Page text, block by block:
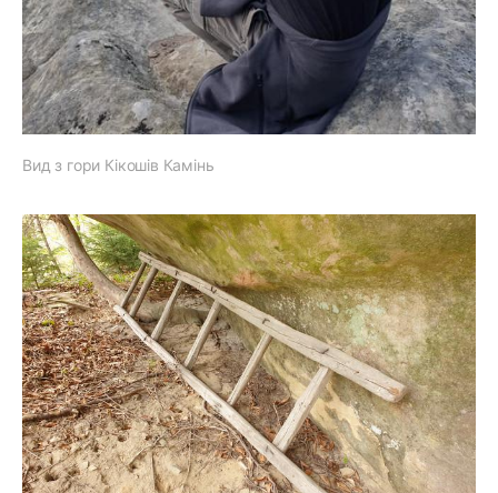
Вид з гори Кікошів Камінь